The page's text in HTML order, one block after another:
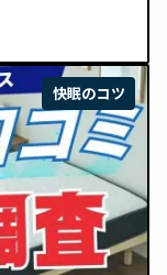
快眠のコツ